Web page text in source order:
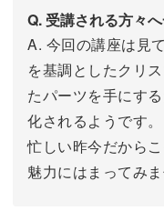
Q. 受講される方々
A. 今回の講座は見
を基調としたクリ
たパーツを手にす
化されるようです。
忙しい昨今だから
魅力にはまってみま